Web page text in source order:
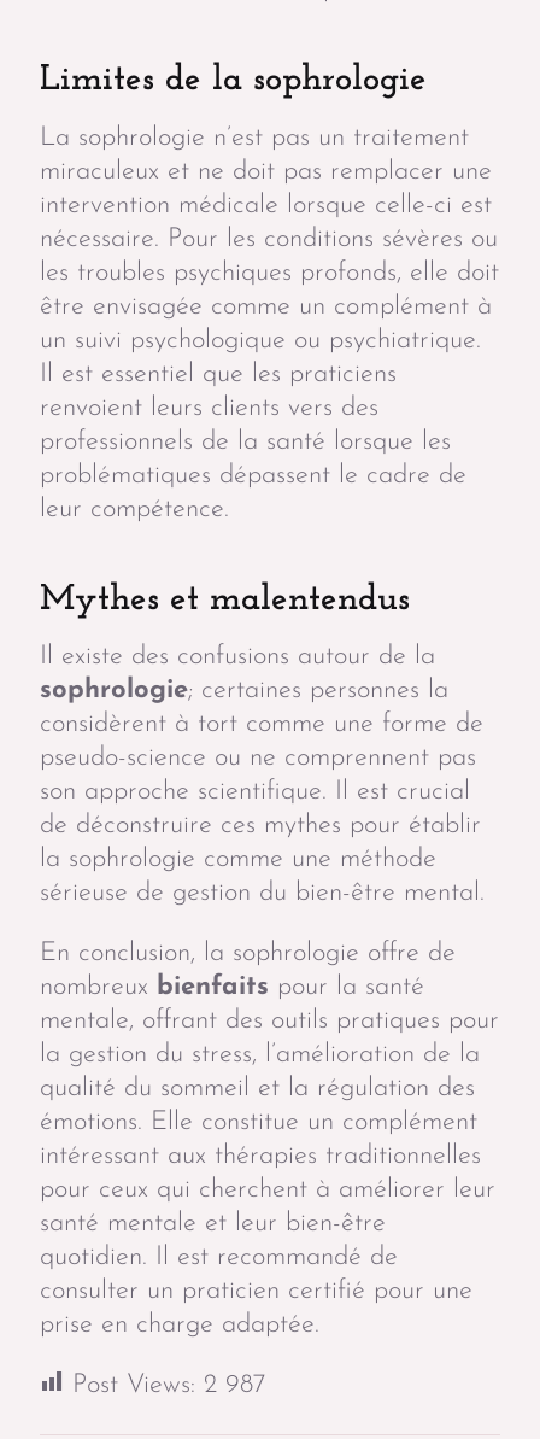
Limites de la sophrologie
La sophrologie n’est pas un traitement
miraculeux et ne doit pas remplacer une
intervention médicale lorsque celle-ci est
nécessaire. Pour les conditions sévères ou
les troubles psychiques profonds, elle doit
être envisagée comme un complément à
un suivi psychologique ou psychiatrique.
Il est essentiel que les praticiens
renvoient leurs clients vers des
professionnels de la santé lorsque les
problématiques dépassent le cadre de
leur compétence.
Mythes et malentendus
Il existe des confusions autour de la
sophrologie; certaines personnes la
considèrent à tort comme une forme de
pseudo-science ou ne comprennent pas
son approche scientifique. Il est crucial
de déconstruire ces mythes pour établir
la sophrologie comme une méthode
sérieuse de gestion du bien-être mental.
En conclusion, la sophrologie offre de
nombreux bienfaits pour la santé
mentale, offrant des outils pratiques pour
la gestion du stress, l’amélioration de la
qualité du sommeil et la régulation des
émotions. Elle constitue un complément
intéressant aux thérapies traditionnelles
pour ceux qui cherchent à améliorer leur
santé mentale et leur bien-être
quotidien. Il est recommandé de
consulter un praticien certifié pour une
prise en charge adaptée.
Post Views: 2 987